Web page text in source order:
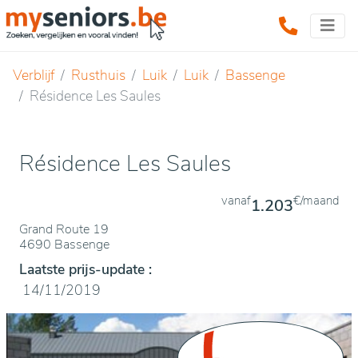
Verblijf Rusthuis Luik Luik
Bassenge
Résidence Les Saules
Résidence Les Saules
Grand Route 19
4690 Bassenge
vanaf1.203€/maand
Laatste prijs-update :
14/11/2019